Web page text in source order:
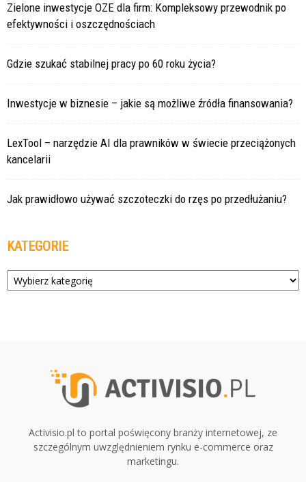
Zielone inwestycje OZE dla firm: Kompleksowy przewodnik po
efektywności i oszczędnościach
Gdzie szukać stabilnej pracy po 60 roku życia?
Inwestycje w biznesie – jakie są możliwe źródła finansowania?
LexTool – narzędzie AI dla prawników w świecie przeciążonych
kancelarii
Jak prawidłowo używać szczoteczki do rzęs po przedłużaniu?
KATEGORIE
Kategorie
Activisio.pl to portal poświęcony branży internetowej, ze
szczególnym uwzględnieniem rynku e-commerce oraz
marketingu.